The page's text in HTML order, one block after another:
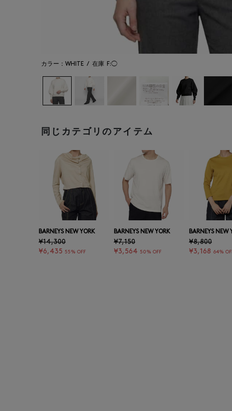
カラー：WHITE / 在庫 F:◯
同じカテゴリのアイテム
BARNEYS NEW YORK
¥14,300
¥6,435 55% OFF
BARNEYS NEW YORK
¥7,150
¥3,564 50% OFF
BARNEYS NEW
¥8,800
¥3,168 64%